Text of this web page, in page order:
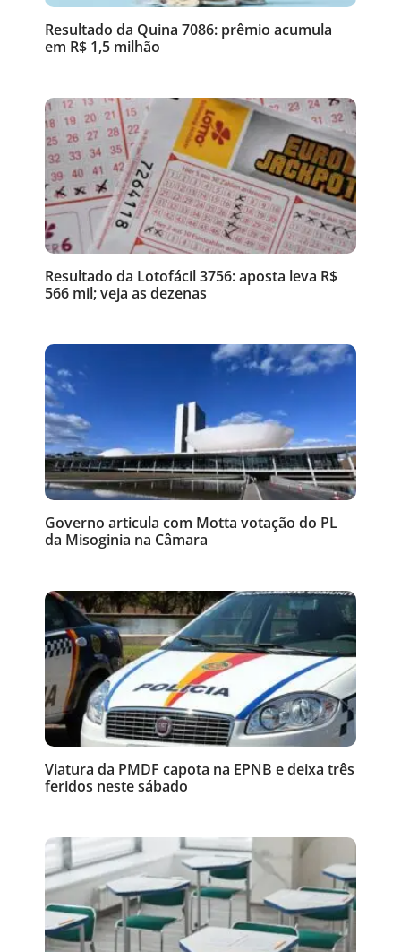
Resultado da Quina 7086: prêmio acumula
em R$ 1,5 milhão
Resultado da Lotofácil 3756: aposta leva R$
566 mil; veja as dezenas
Governo articula com Motta votação do PL
da Misoginia na Câmara
Viatura da PMDF capota na EPNB e deixa três
feridos neste sábado